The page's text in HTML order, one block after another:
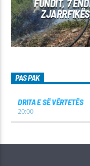
FUNDIT, 7
PAS PAK
DRITA E SË VËRTETËS
20:00